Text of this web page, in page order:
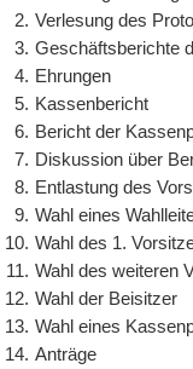
Verlesung des
Geschäftsberichte
Ehrungen
Kassenbericht
Bericht der
Diskussion über
Entlastung des
Wahl eines
Wahl des 1.
Wahl des weiteren
Wahl der Beisitzer
Wahl eines
Anträge